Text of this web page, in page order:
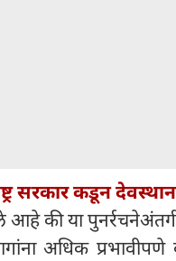
सरकार कडून
आहे की या
अधिक